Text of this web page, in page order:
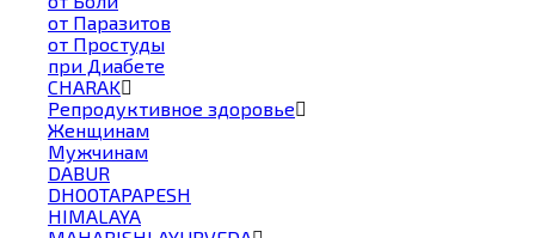
от Паразитов
от Простуды
при Диабете
CHARAK
Репродуктивное здоровье
Женщинам
Мужчинам
DABUR
DHOOTAPAPESH
HIMALAYA